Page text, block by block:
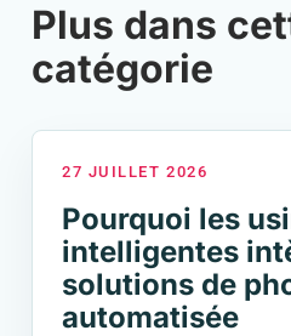
Plus dans
catégorie
27 JUILLET 2026
Pourquoi les
intelligentes
solutions de
automatisée